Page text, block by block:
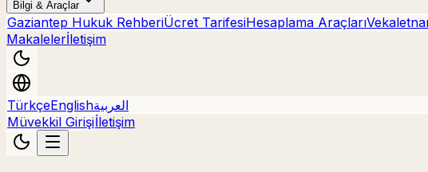
Bilgi & Araçlar
Gaziantep Hukuk RehberiÜcret TarifesiHesaplama Araçları
Makalelerİletişim
TürkçeEnglishالعربية
Müvekkil Girişiİletişim